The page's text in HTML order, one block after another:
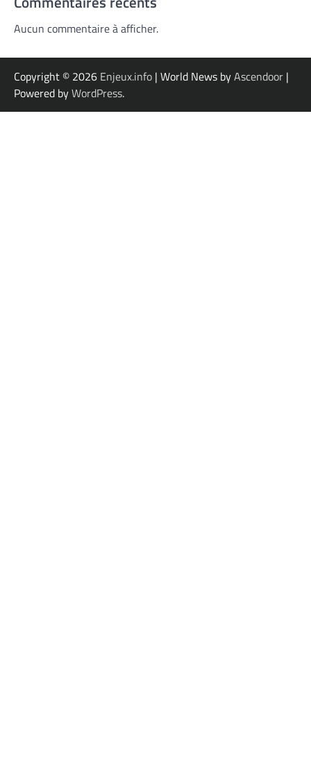
Aucun commentaire à afficher.
Copyright © 2026 Enjeux.info | World News byAscendoor |
Powered byWordPress.